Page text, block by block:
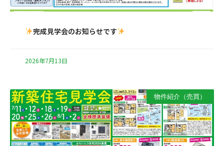
完成見学会のお知らせです
2026年7月13日
物件紹介（売買）